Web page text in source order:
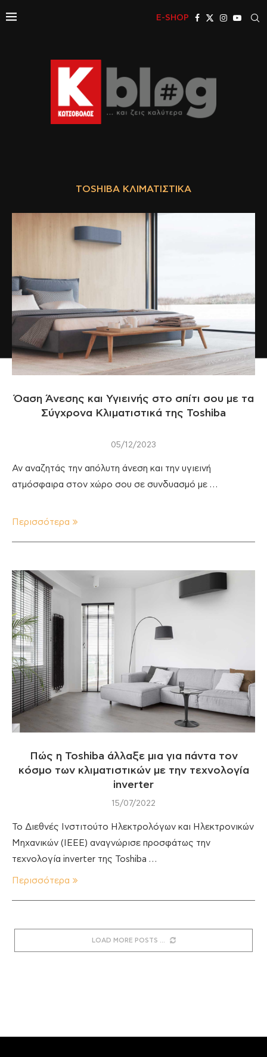
E-SHOP
TOSHIBA ΚΛΙΜΑΤΙΣΤΙΚΆ
Όαση Άνεσης και Υγιεινής στο σπίτι σου με τα
Σύγχρονα Κλιματιστικά της Toshiba
05/12/2023
Αν αναζητάς την απόλυτη άνεση και την υγιεινή
ατμόσφαιρα στον χώρο σου σε συνδυασμό με …
Περισσότερα
Πώς η Toshiba άλλαξε μια για πάντα τον
κόσμο των κλιματιστικών με την τεχνολογία
inverter
15/07/2022
Το Διεθνές Ινστιτούτο Ηλεκτρολόγων και Ηλεκτρονικών
Μηχανικών (IEEE) αναγνώρισε προσφάτως την
τεχνολογία inverter της Toshiba …
Περισσότερα
LOAD MORE POSTS